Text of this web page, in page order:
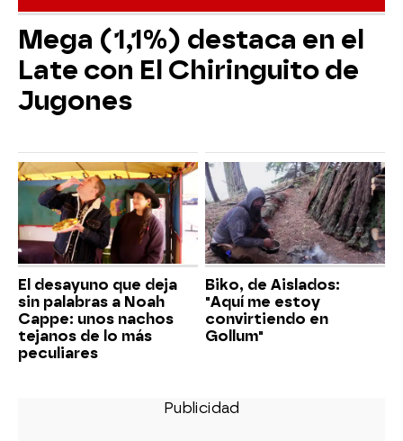
Mega (1,1%) destaca en el
Late con El Chiringuito de
Jugones
El desayuno que deja
sin palabras a Noah
Cappe: unos nachos
tejanos de lo más
peculiares
Biko, de Aislados:
"Aquí me estoy
convirtiendo en
Gollum"